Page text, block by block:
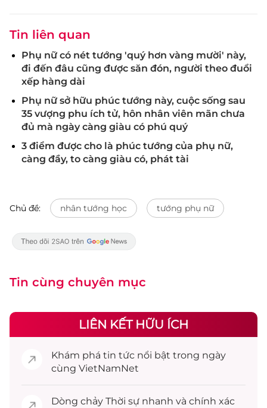
Tin liên quan
Phụ nữ có nét tướng 'quý hơn vàng mười' này,
đi đến đâu cũng được săn đón, người theo đuổi
xếp hàng dài
Phụ nữ sở hữu phúc tướng này, cuộc sống sau
35 vượng phu ích tử, hôn nhân viên mãn chưa
đủ mà ngày càng giàu có phú quý
3 điểm được cho là phúc tướng của phụ nữ,
càng đầy, to càng giàu có, phát tài
Chủ đề: nhân tướng học tướng phụ nữ
Tin cùng chuyên mục
LIÊN KẾT HỮU ÍCH
Khám phá tin tức nổi bật trong ngày
cùng VietNamNet
Dòng chảy Thời sự nhanh và chính xác